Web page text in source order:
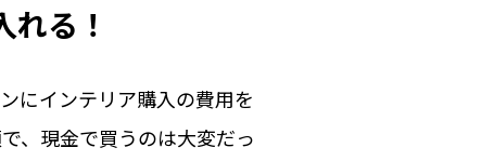
る！
にインテリア購入の費用を
、現金で買うのは大変だっ